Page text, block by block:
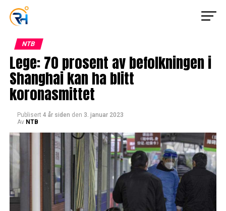
NTB
Lege: 70 prosent av befolkningen i
Shanghai kan ha blitt
koronasmittet
Publisert 4 år siden den 3. januar 2023
Av NTB